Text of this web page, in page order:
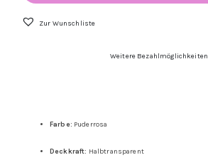
–
Base
Zur Wunschliste
Weitere Bezahlmöglichkeiten
Farbe: Puderrosa
Deckkraft: Halbtransparent